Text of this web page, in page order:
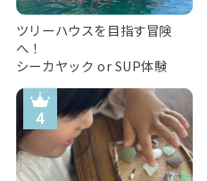
ツリーハウスを目指す冒険
へ！
シーカヤック or SUP体験